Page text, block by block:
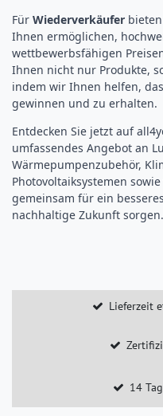
Für Wiederverkäufer
Ihnen ermöglichen,
wettbewerbsfähigen
Ihnen nicht nur Produkte,
indem wir Ihnen helfen,
gewinnen und zu erhalten.
Entdecken Sie jetzt auf
umfassendes Angebot an
Wärmepumpenzubehör,
Photovoltaiksystemen
gemeinsam für ein
nachhaltige Zukunft sorgen.
Lieferzeit
14